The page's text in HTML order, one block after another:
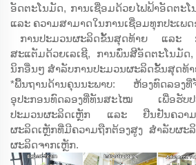
ອັດຕະໂນມັດ, ການເຊື່ອມດ້ວຍໄຟຟ້າອັດຕະໂ
ແລະ ຄວາມສາມາດໃນການເຊື່ອມທຸກປະເພດ
ການປະມວນຜະລິດຂັ້ນສຸດທ້າຍ ແລະ
ສະແຕັມດ້ວຍເລເຊີ, ການພົ່ນສີອັດຕະໂນມັດ
ນິກອື່ນໆ ສຳລັບການປະມວນຜະລິດຂັ້ນສຸດທ້
*ພື້ນຖານດ້ານຄຸນນະພາບ: ຫ້ອງທົດລອງ
ອຸປະກອນທົດລອງທີ່ທັນສະໄໝ ເພື່ອຮັບປ
ປະມວນຜະລິດເຫຼັກ ແລະ ຢືນຢັນຄວາມສ
ຜະລິດເຫຼັກທີ່ມີຄວາມຖືກຕ້ອງສູງ ສຳລັບຜະ
ຜະລິດຈາກເຫຼັກ.